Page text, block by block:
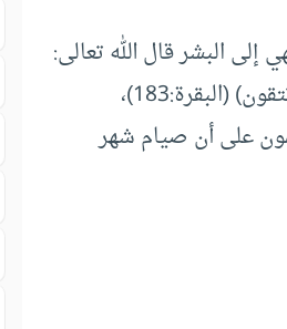
البشر قال الله تعالى:
(يا أيها الذين آمنوا كتب عليكم الصيام كما كتب على الذين من قبلكم لعلكم تتقون) (البقرة:183)،
على أن صيام شهر